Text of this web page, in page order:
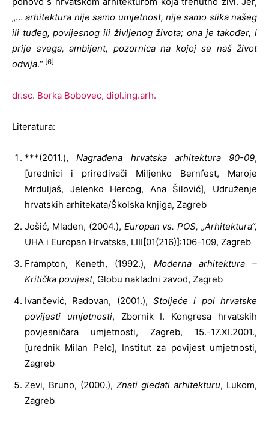
„…arhitektura nije samo umjetnost, nije samo slika našeg
ili tuđeg, povijesnog ili življenog života; ona je također, i
prije svega, ambijent, pozornica na kojoj se naš život
odvija.“ [6]
dr.sc. Borka Bobovec, dipl.ing.arh.
Literatura:
***(2011.),Nagrađena hrvatska arhitektura 90-09,
[urednici i priređivači Miljenko Bernfest, Maroje
Mrduljaš, Jelenko Hercog, Ana Šilović], Udruženje
hrvatskih arhitekata/Školska knjiga, Zagreb
Jošić, Mladen, (2004.), Europan vs. POS, „Arhitektura“,
UHA i Europan Hrvatska, LIII[01(216)]:106-109, Zagreb
Frampton, Keneth, (1992.), Moderna arhitektura –
Kritička povijest, Globu nakladni zavod, Zagreb
Ivančević, Radovan, (2001.), Stoljeće i pol hrvatske
povijesti umjetnosti, Zbornik I. Kongresa hrvatskih
povjesničara umjetnosti, Zagreb, 15.-17.XI.2001.,
[urednik Milan Pelc], Institut za povijest umjetnosti,
Zagreb
Zevi, Bruno, (2000.), Znati gledati arhitekturu, Lukom,
Zagreb